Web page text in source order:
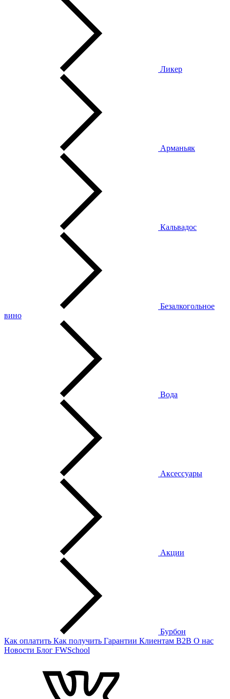
Ликер
Арманьяк
Кальвадос
Безалкогольное
вино
Вода
Аксессуары
Акции
Бурбон
Как оплатить Как получить Гарантии Клиентам B2B О нас
Новости Блог FWSchool